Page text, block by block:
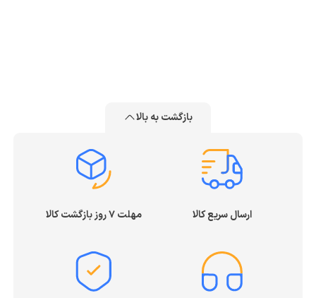
بازگشت به بالا
ارسال سریع کالا مهلت ۷ روز بازگشت کالا